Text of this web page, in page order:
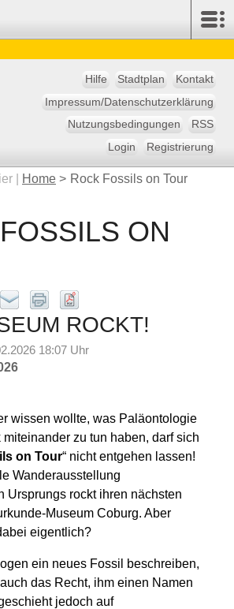
Hilfe Stadtplan
Kontakt
Impressum/Datenschutzerklärung
Nutzungsbedingungen
RSS
Login
Registrierung
| Home > Rock Fossils on Tour
ON
ROCKT!
18:07 Uhr
wissen wollte, was Paläontologie
zu tun haben, darf sich
on Tour“ nicht entgehen lassen!
Wanderausstellung
Ursprungs rockt ihren nächsten
Museum Coburg. Aber
eigentlich?
ein neues Fossil beschreiben,
das Recht, ihm einen Namen
jedoch auf